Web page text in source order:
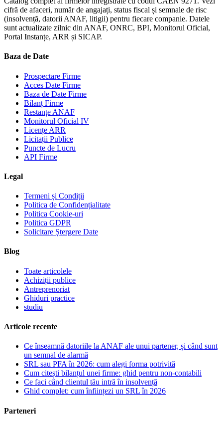
cifră de afaceri, număr de angajați, status fiscal și semnale de risc
(insolvență, datorii ANAF, litigii) pentru fiecare companie. Datele
sunt actualizate zilnic din ANAF, ONRC, BPI, Monitorul Oficial,
Portal Instanțe, ARR și SICAP.
Baza de Date
Prospectare Firme
Acces Date Firme
Baza de Date Firme
Bilanț Firme
Restanțe ANAF
Monitorul Oficial IV
Licențe ARR
Licitații Publice
Puncte de Lucru
API Firme
Legal
Termeni și Condiții
Politica de Confidențialitate
Politica Cookie-uri
Politica GDPR
Solicitare Ștergere Date
Blog
Toate articolele
Achiziții publice
Antreprenoriat
Ghiduri practice
studiu
Articole recente
Ce înseamnă datoriile la ANAF ale unui partener, și când sunt
un semnal de alarmă
SRL sau PFA în 2026: cum alegi forma potrivită
Cum citești bilanțul unei firme: ghid pentru non-contabili
Ce faci când clientul tău intră în insolvență
Ghid complet: cum înființezi un SRL în 2026
Parteneri